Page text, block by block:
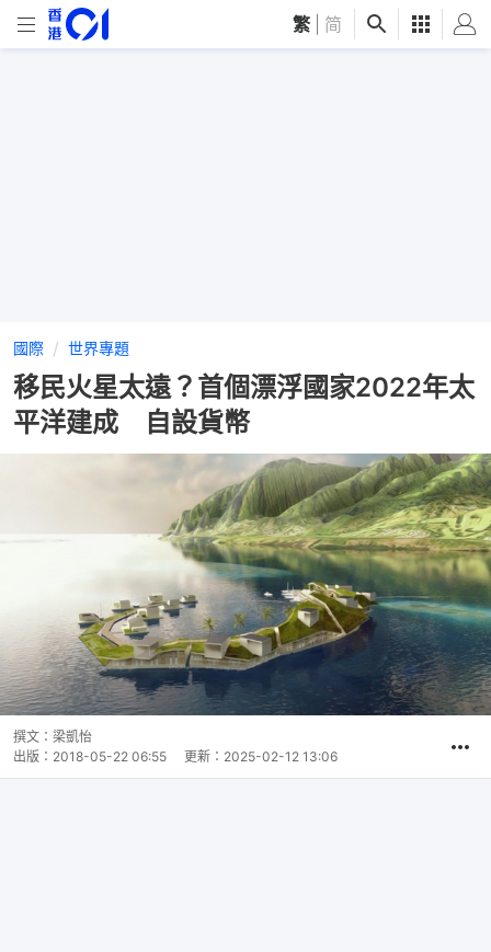
繁 简
國際 世界專題
移民火星太遠？首個漂浮國家2022年太
平洋建成 自設貨幣
撰文： 梁凱怡
出版： 2018-05-22 06:55 更新： 2025-02-12 13:06